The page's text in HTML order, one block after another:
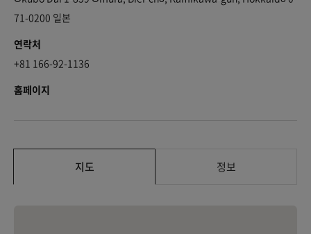
71-0200 일본
연락처
+81 166-92-1136
홈페이지
지도 정보